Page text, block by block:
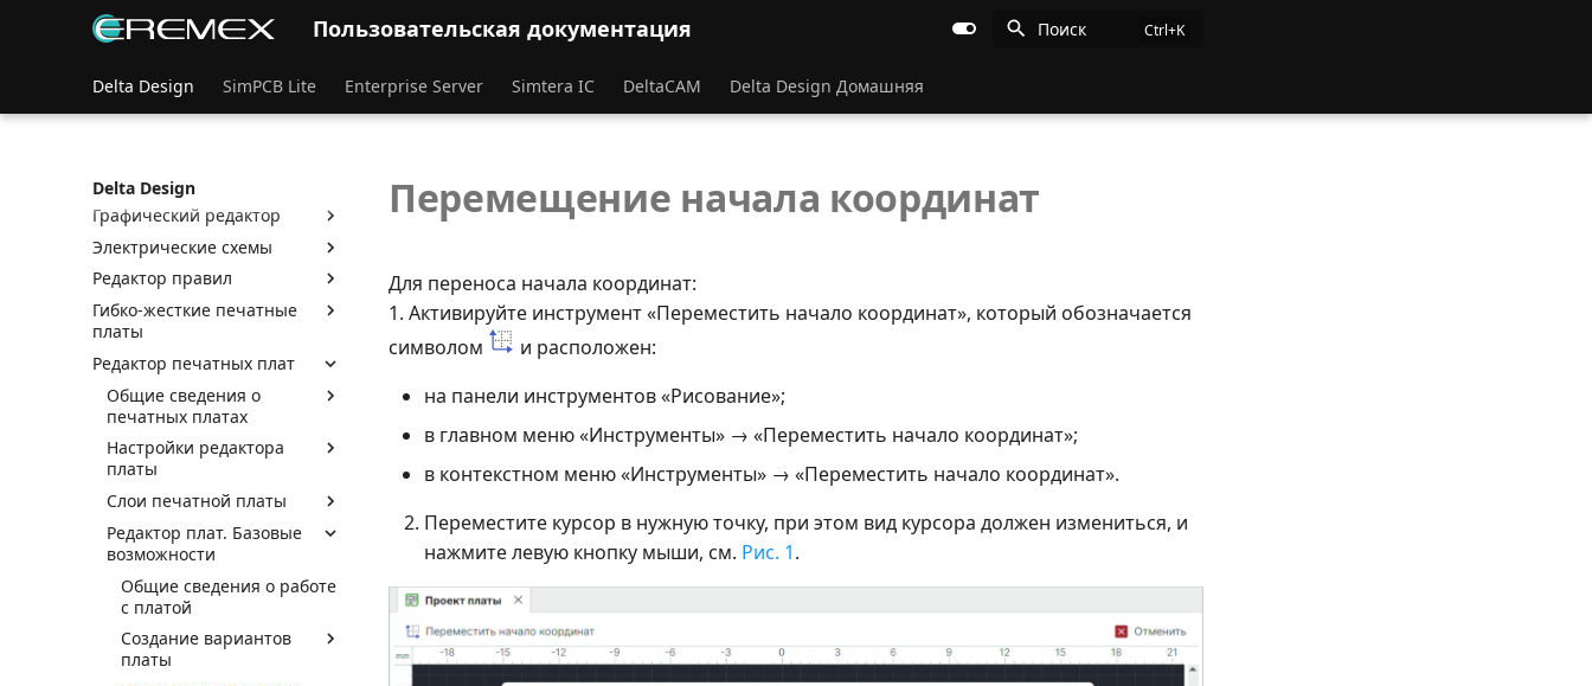
Пользовательская документация Поиск
Delta Design SimPCB Lite Enterprise Server Simtera IC DeltaCAM Delta Design Домашняя
Delta Design
Интеграция с Delta Design
Интерфейс и общие
Радиоэлектронные
компоненты
Проекты
Графический редактор
Электрические схемы
Редактор правил
Гибко-жесткие печатные
платы
Редактор печатных плат
Общие сведения о
печатных платах
Настройки редактора
платы
Слои печатной платы
Редактор плат. Базовые
возможности
Общие сведения о работе
с платой
Создание вариантов
платы
Перемещение начала координат
Для переноса начала координат:
1. Активируйте инструмент «Переместить начало координат», который обозначается
символом
и расположен:
на панели инструментов «Рисование»;
в главном меню «Инструменты» → «Переместить начало координат»;
в контекстном меню «Инструменты» → «Переместить начало координат».
Переместите курсор в нужную точку, при этом вид курсора должен измениться, и
нажмите левую кнопку мыши, см. Рис. 1.